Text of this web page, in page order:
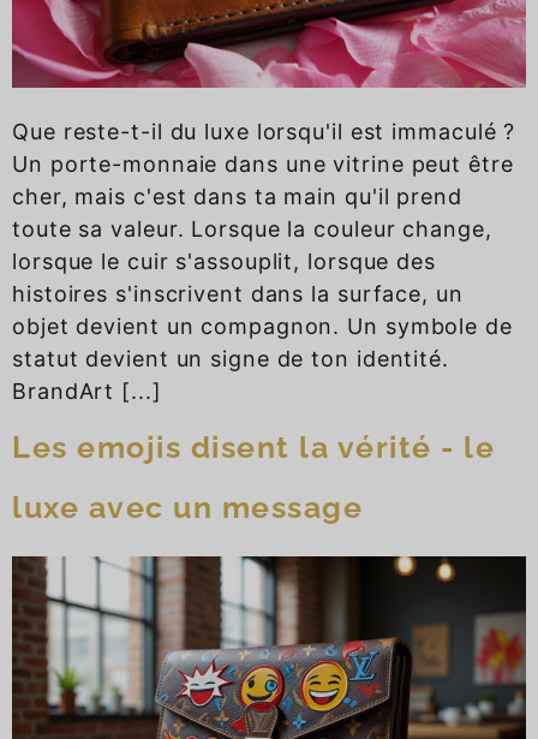
Que reste-t-il du luxe lorsqu'il est immaculé ?
Un porte-monnaie dans une vitrine peut être
cher, mais c'est dans ta main qu'il prend
toute sa valeur. Lorsque la couleur change,
lorsque le cuir s'assouplit, lorsque des
histoires s'inscrivent dans la surface, un
objet devient un compagnon. Un symbole de
statut devient un signe de ton identité.
BrandArt [...]
Les emojis disent la vérité - le
luxe avec un message